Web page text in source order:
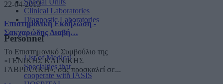
22-04-2013
Επιστημονική Εκδήλωση -
Σακχαρώδης Διαβή…
Το Επιστημονικό Συμβούλιο της
«ΓΕΝΙΚΗΣ ΚΛΙΝΙΚΗΣ
ΓΑΒΡΙΛΑΚΗ», σας προσκαλεί σε...
Clinical Laboratories
Diagnostic Laboratories
Personnel
List of Medical
Specialties that
cooperate with IASIS